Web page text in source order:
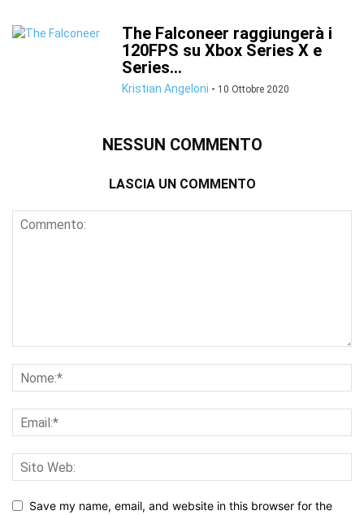
The Falconeer raggiungerà i
120FPS su Xbox Series X e
Series...
Kristian Angeloni - 10 Ottobre 2020
NESSUN COMMENTO
LASCIA UN COMMENTO
Save my name, email, and website in this browser for the